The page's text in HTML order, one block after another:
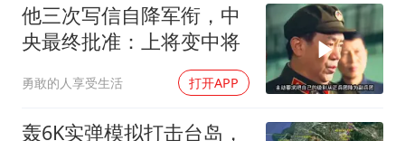
“中国游”持续带火“中国购”
你常吃的兰州拉面要改名了
张家界中心汽车站候车厅漏水如瀑布
坚持党全面领导和党中央集中统一领导
他三次写信自降军衔，中
央最终批准：上将变中将
勇敢的人享受生活 打开APP
轰6K实弹模拟打击台岛，